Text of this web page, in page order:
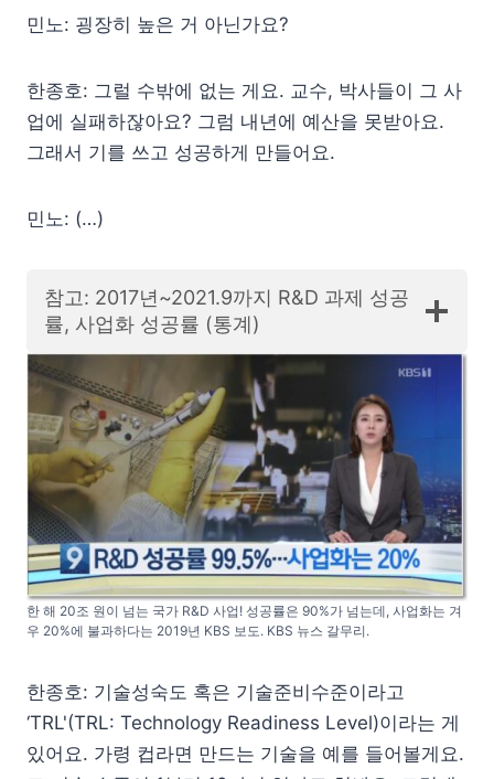
민노: 굉장히 높은 거 아닌가요?
한종호: 그럴 수밖에 없는 게요. 교수, 박사들이 그 사
업에 실패하잖아요? 그럼 내년에 예산을 못받아요.
그래서 기를 쓰고 성공하게 만들어요.
민노: (…)
참고: 2017년~2021.9까지 R&D 과제 성공
률, 사업화 성공률 (통계)
한 해 20조 원이 넘는 국가 R&D 사업! 성공률은 90%가 넘는데, 사업화는 겨
우 20%에 불과하다는 2019년 KBS 보도. KBS 뉴스 갈무리.
한종호: 기술성숙도 혹은 기술준비수준이라고
‘TRL'(TRL: Technology Readiness Level)이라는 게
있어요. 가령 컵라면 만드는 기술을 예를 들어볼게요.